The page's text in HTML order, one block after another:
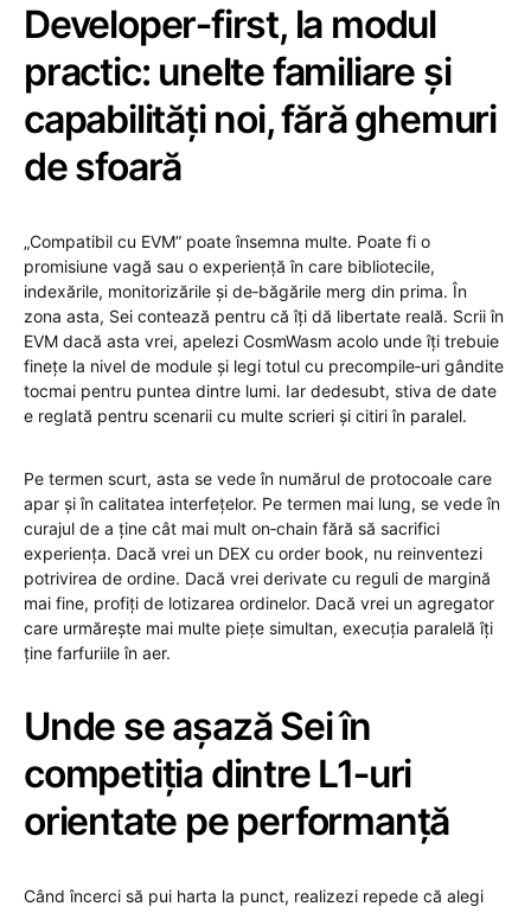
Developer‑first, la modul
practic: unelte familiare și
capabilități noi, fără ghemuri
de sfoară
„Compatibil cu EVM” poate însemna multe. Poate fi o
promisiune vagă sau o experiență în care bibliotecile,
indexările, monitorizările și de‑băgările merg din prima. În
zona asta, Sei contează pentru că îți dă libertate reală. Scrii în
EVM dacă asta vrei, apelezi CosmWasm acolo unde îți trebuie
finețe la nivel de module și legi totul cu precompile‑uri gândite
tocmai pentru puntea dintre lumi. Iar dedesubt, stiva de date
e reglată pentru scenarii cu multe scrieri și citiri în paralel.
Pe termen scurt, asta se vede în numărul de protocoale care
apar și în calitatea interfețelor. Pe termen mai lung, se vede în
curajul de a ține cât mai mult on‑chain fără să sacrifici
experiența. Dacă vrei un DEX cu order book, nu reinventezi
potrivirea de ordine. Dacă vrei derivate cu reguli de margină
mai fine, profiți de lotizarea ordinelor. Dacă vrei un agregator
care urmărește mai multe piețe simultan, execuția paralelă îți
ține farfuriile în aer.
Unde se așază Sei în
competiția dintre L1‑uri
orientate pe performanță
Când încerci să pui harta la punct, realizezi repede că alegi